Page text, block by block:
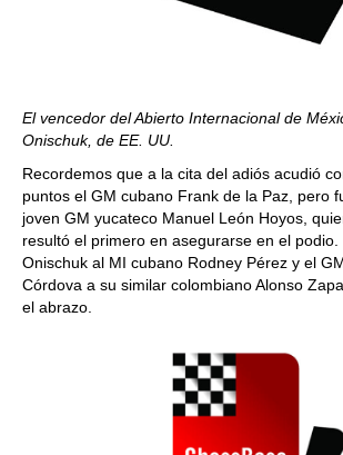
El vencedor del Abierto Internacional de
Onischuk, de EE. UU.
Recordemos que a la cita del adiós acudió
puntos el GM cubano Frank de la Paz, pero
joven GM yucateco Manuel León Hoyos,
resultó el primero en asegurarse en el
Onischuk al MI cubano Rodney Pérez y el
Córdova a su similar colombiano Alonso
el abrazo.